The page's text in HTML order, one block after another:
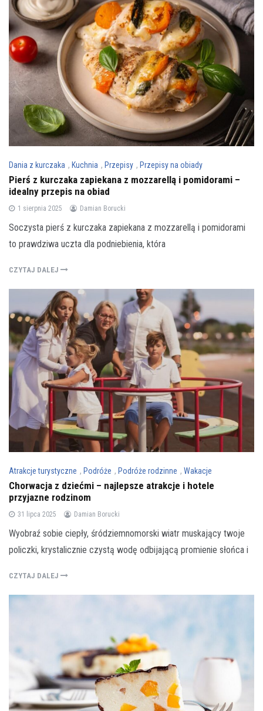
Dania z kurczaka , Kuchnia , Przepisy , Przepisy na obiady
Pierś z kurczaka zapiekana z mozzarellą i pomidorami –
idealny przepis na obiad
1 sierpnia 2025 Damian Borucki
Soczysta pierś z kurczaka zapiekana z mozzarellą i pomidorami
to prawdziwa uczta dla podniebienia, która
CZYTAJ DALEJ
Atrakcje turystyczne , Podróże , Podróże rodzinne , Wakacje
Chorwacja z dziećmi – najlepsze atrakcje i hotele
przyjazne rodzinom
31 lipca 2025 Damian Borucki
Wyobraź sobie ciepły, śródziemnomorski wiatr muskający twoje
policzki, krystalicznie czystą wodę odbijającą promienie słońca i
CZYTAJ DALEJ